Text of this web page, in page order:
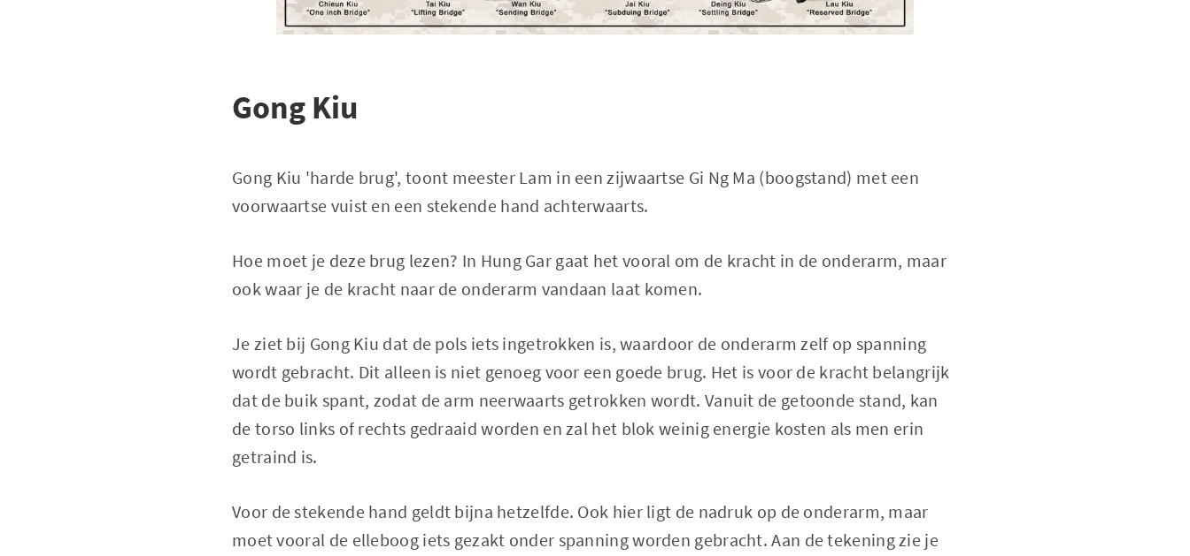
Gong Kiu
Gong Kiu 'harde brug', toont meester Lam in een zijwaartse Gi Ng Ma (boogstand) met een
voorwaartse vuist en een stekende hand achterwaarts.
Hoe moet je deze brug lezen? In Hung Gar gaat het vooral om de kracht in de onderarm, maar
ook waar je de kracht naar de onderarm vandaan laat komen.
Je ziet bij Gong Kiu dat de pols iets ingetrokken is, waardoor de onderarm zelf op spanning
wordt gebracht. Dit alleen is niet genoeg voor een goede brug. Het is voor de kracht belangrijk
dat de buik spant, zodat de arm neerwaarts getrokken wordt. Vanuit de getoonde stand, kan
de torso links of rechts gedraaid worden en zal het blok weinig energie kosten als men erin
getraind is.
Voor de stekende hand geldt bijna hetzelfde. Ook hier ligt de nadruk op de onderarm, maar
moet vooral de elleboog iets gezakt onder spanning worden gebracht. Aan de tekening zie je